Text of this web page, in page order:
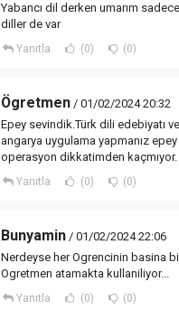
Yabancı dil derken umarım
diller de var
Yanıtla (0) (0)
Ögretmen / 01/02/2024 20:32
Epey sevindik.Türk dili edebiyatı
angarya uygulama yapmanız
operasyon dikkatimden kaçmıyor.
Yanıtla (0) (0)
Bunyamin / 01/02/2024 22:06
Nerdeyse her Ogrencinin basina
Ogretmen atamakta kullaniliyor...
Yanıtla (0) (0)